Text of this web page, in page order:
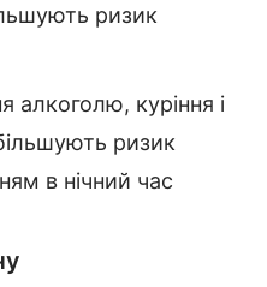
ризик
алкоголю, куріння і
ризик
в нічний час